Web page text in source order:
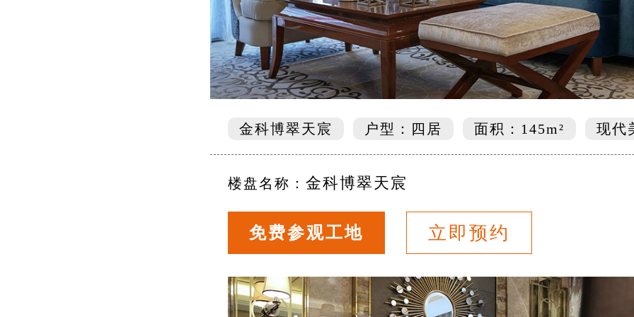
金科博翠天宸 户型：四居 面积：145m² 现代
楼盘名称： 金科博翠天宸
免费参观工地 立即预约